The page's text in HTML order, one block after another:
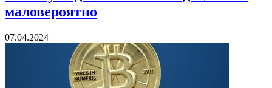
маловероятно
07.04.2024